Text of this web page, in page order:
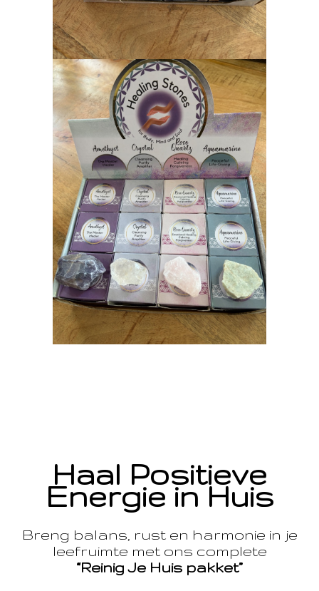
Haal Positieve
Energie in Huis
Breng balans, rust en harmonie in je
leefruimte met ons complete
“Reinig Je Huis pakket”